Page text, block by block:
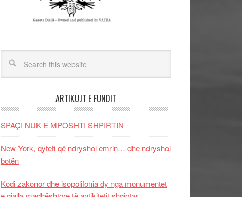
ARTIKUJT E FUNDIT
SPAÇI NUK E MPOSHTI SHPIRTIN
New York, qyteti që ndryshoi emrin… dhe ndryshoi
botën
Kodi zakonor dhe isopolifonia dy nga monumentet